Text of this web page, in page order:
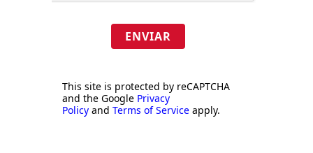
ENVIAR
This site is protected by reCAPTCHA
and the Google Privacy
Policy and Terms of Service apply.